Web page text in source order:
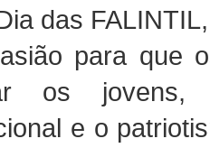
das
para que
os jovens,
e o